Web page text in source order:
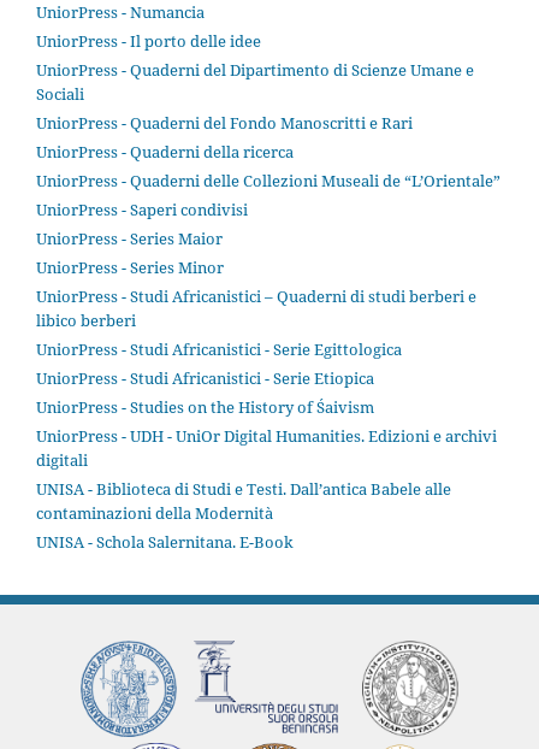
UniorPress - Numancia
UniorPress - Il porto delle idee
UniorPress - Quaderni del Dipartimento di Scienze Umane e
Sociali
UniorPress - Quaderni del Fondo Manoscritti e Rari
UniorPress - Quaderni della ricerca
UniorPress - Quaderni delle Collezioni Museali de “L’Orientale”
UniorPress - Saperi condivisi
UniorPress - Series Maior
UniorPress - Series Minor
UniorPress - Studi Africanistici – Quaderni di studi berberi e
libico berberi
UniorPress - Studi Africanistici - Serie Egittologica
UniorPress - Studi Africanistici - Serie Etiopica
UniorPress - Studies on the History of Śaivism
UniorPress - UDH - UniOr Digital Humanities. Edizioni e archivi
digitali
UNISA - Biblioteca di Studi e Testi. Dall’antica Babele alle
contaminazioni della Modernità
UNISA - Schola Salernitana. E-Book